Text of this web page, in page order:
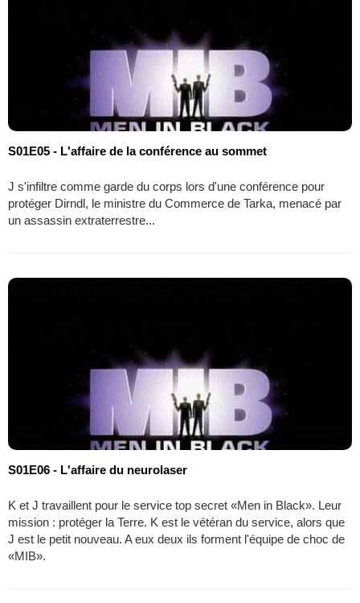
S01E05 - L'affaire de la conférence au sommet
J s'infiltre comme garde du corps lors d'une conférence pour
protéger Dirndl, le ministre du Commerce de Tarka, menacé par
un assassin extraterrestre...
S01E06 - L'affaire du neurolaser
K et J travaillent pour le service top secret «Men in Black». Leur
mission : protéger la Terre. K est le vétéran du service, alors que
J est le petit nouveau. A eux deux ils forment l'équipe de choc de
«MIB».